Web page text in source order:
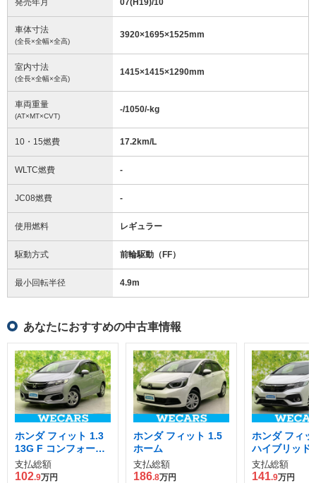
車体寸法
(全長×全幅×全高)
3920×1695×1525mm
室内寸法
(全長×全幅×全高)
1415×1415×1290mm
車両重量
(AT×MT×CVT)
-/1050/-kg
10・15燃費 17.2km/L
WLTC燃費 -
JC08燃費 -
使用燃料 レギュラー
駆動方式 前輪駆動（FF）
最小回転半径 4.9m
あなたにおすすめの中古車情報
ホンダ フィット 1.3
13G F コンフォート
エディション
支払総額
102.9万円
ホンダ フィット 1.5
ホーム
支払総額
186.8万円
ホンダ フィ
ハイブリッド
ダセンシング
支払総額
141.9万円